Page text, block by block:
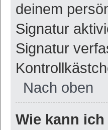
deinem
Signatur
Signatur
Nach oben
Wie kann